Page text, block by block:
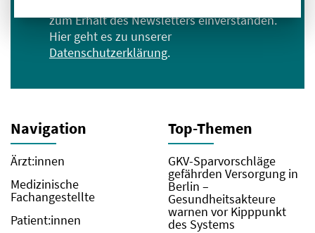
zum Erhalt des Newsletters einverstanden.
Hier geht es zu unserer
Datenschutzerklärung.
Navigation
Ärzt:innen
Medizinische
Fachangestellte
Patient:innen
Top-Themen
GKV-Sparvorschläge
gefährden Versorgung in
Berlin –
Gesundheitsakteure
warnen vor Kipppunkt
des Systems